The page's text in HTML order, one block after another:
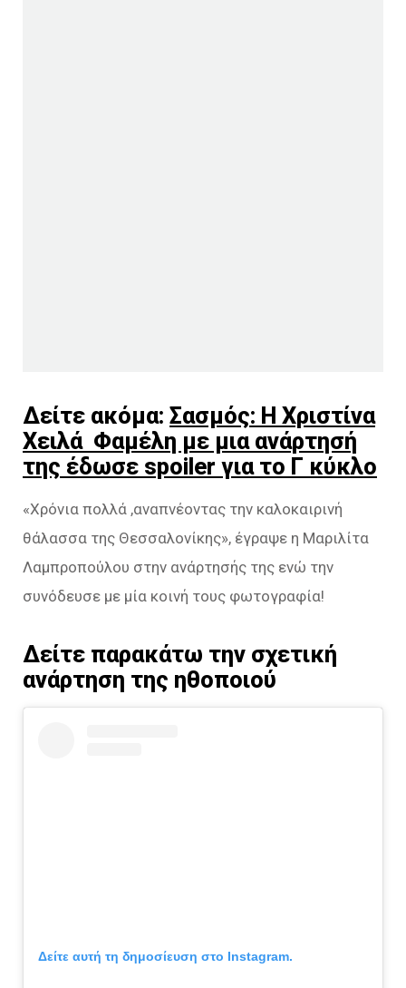
Δείτε ακόμα: Σασμός: Η Χριστίνα
Χειλά Φαμέλη με μια ανάρτησή
της έδωσε spoiler για το Γ κύκλο
«Χρόνια πολλά ,αναπνέοντας την καλοκαιρινή
θάλασσα της Θεσσαλονίκης», έγραψε η Μαριλίτα
Λαμπροπούλου στην ανάρτησής της ενώ την
συνόδευσε με μία κοινή τους φωτογραφία!
Δείτε παρακάτω την σχετική
ανάρτηση της ηθοποιού
Δείτε αυτή τη δημοσίευση στο Instagram.